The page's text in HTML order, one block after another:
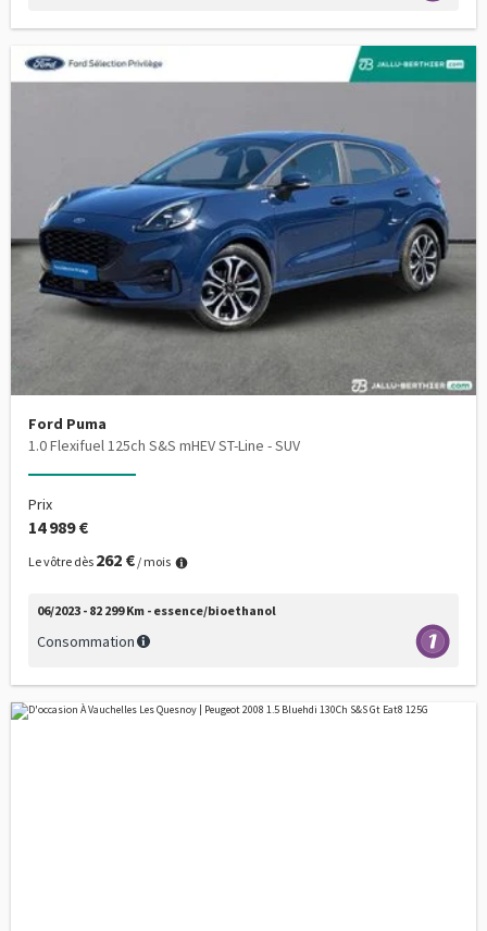
Ford Puma
1.0 Flexifuel 125ch S&S mHEV ST-Line - SUV
Prix
14 989 €
Le vôtre dès 262 € / mois
06/2023 - 82 299 Km - essence/bioethanol
Consommation